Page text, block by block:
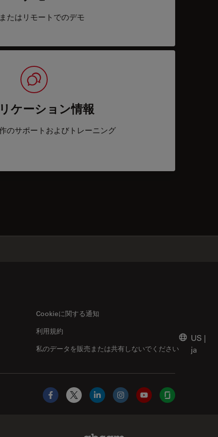
たはリモートでのデモ
ケーション情報
のサポートおよびトレーニング
Cookieに関する通知
私のデータを販売または共有しないでください
利用規約
US |
ja
Facebook
X LinkedInInstagramYouTubeGlassdoor